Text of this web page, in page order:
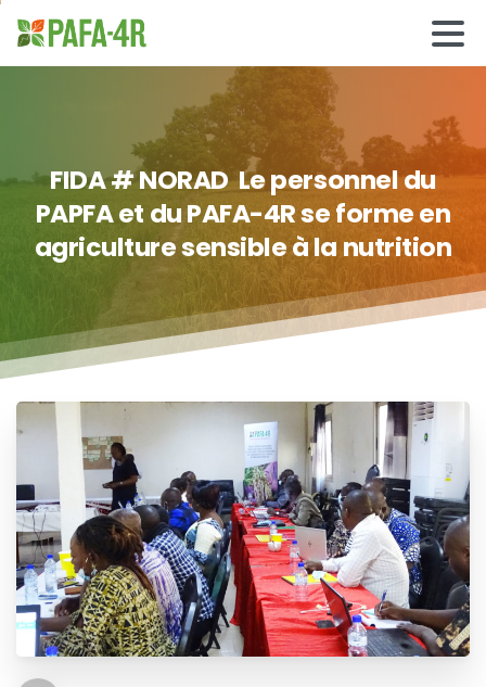
FIDA#NORAD Lepersonneldu
PAPFAet duPAFA-4Rseformeen
agriculturesensibleàla nutrition